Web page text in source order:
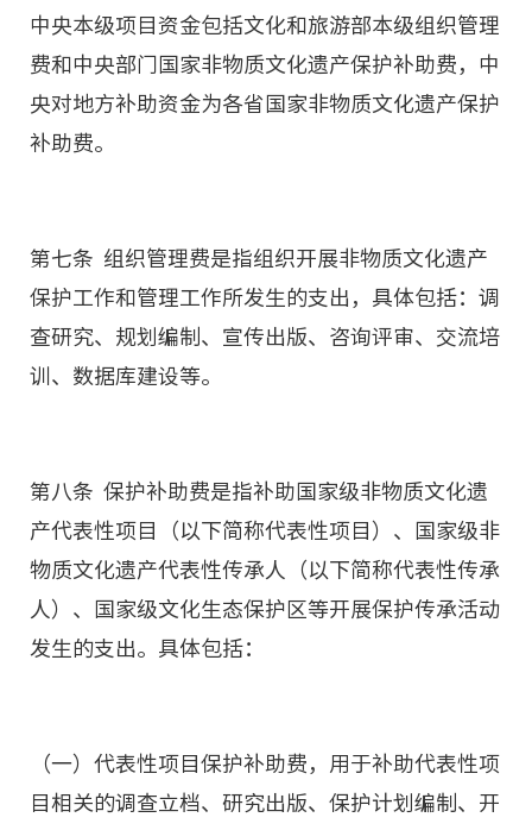
中央本级项目资金包括文化和旅游部本级组织管理
费和中央部门国家非物质文化遗产保护补助费，中
央对地方补助资金为各省国家非物质文化遗产保护
补助费。
第七条 组织管理费是指组织开展非物质文化遗产
保护工作和管理工作所发生的支出，具体包括：调
查研究、规划编制、宣传出版、咨询评审、交流培
训、数据库建设等。
第八条 保护补助费是指补助国家级非物质文化遗
产代表性项目（以下简称代表性项目）、国家级非
物质文化遗产代表性传承人（以下简称代表性传承
人）、国家级文化生态保护区等开展保护传承活动
发生的支出。具体包括：
（一）代表性项目保护补助费，用于补助代表性项
目相关的调查立档、研究出版、保护计划编制、开